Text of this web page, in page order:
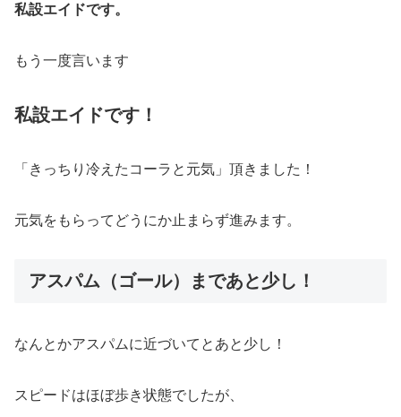
私設エイドです。
もう一度言います
私設エイドです！
「きっちり冷えたコーラと元気」頂きました！
元気をもらってどうにか止まらず進みます。
アスパム（ゴール）まであと少し！
なんとかアスパムに近づいてとあと少し！
スピードはほぼ歩き状態でしたが、